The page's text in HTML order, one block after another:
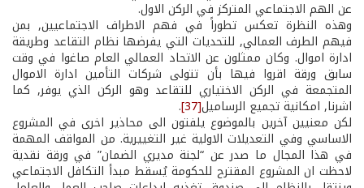
عن الهم الاجتماعي المتركز في الركن الاول.
وهذه النظرة تعكس تطوراً في فهم الاطراف الاجتماعيين, بمن
فيهم الطرف العمالي, للتحديات التي يفرضها نظام التقاعد وطريقة
ادارة اموال. وكان ممثلون عن الاتحاد العمالي العام صاغوا في وقت
سابق ورقة اقروا فيها بأن تتولى شركات التأمين ادارة الاموال
المتجمعة في الركن الاختياري للتقاعد وهو الركن الذي يوفر, كما
اشرنا, امكانية تجميع الرساميل[37]
.
لكن معنيين آخرين بالموضوع يلفتون الى محاذير اخرى في المشروع
الاساسي وفي التعديلات الاولية غير التغييرية. من المواقف المهمة
في هذا المجال ما صدر عن “لجنة مديري الضمان” في ورقة نقدية
لاحظت ان المشروع المقترح للحكومة يُسقط مبدأ التكافل الاجتماعي